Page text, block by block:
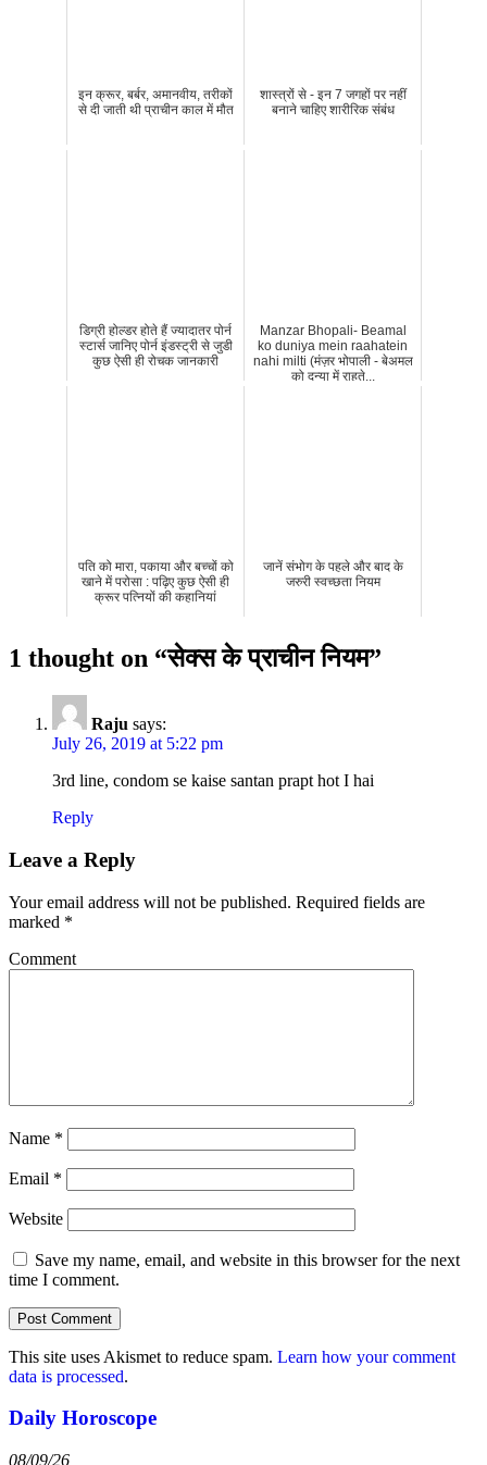
इन क्रूर, बर्बर, अमानवीय, तरीकों
से दी जाती थी प्राचीन काल में मौत
शास्त्रों से - इन 7 जगहों पर नहीं
बनाने चाहिए शारीरिक संबंध
डिग्री होल्डर होते हैं ज्यादातर पोर्न
स्टार्स जानिए पोर्न इंडस्ट्री से जुडी
कुछ ऐसी ही रोचक जानकारी
Manzar Bhopali- Beamal
ko duniya mein raahatein
nahi milti (मंज़र भोपाली - बेअमल
को दुन्या में राहते...
पति को मारा, पकाया और बच्चों को
खाने में परोसा : पढ़िए कुछ ऐसी ही
क्रूर पत्नियों की कहानियां
जानें संभोग के पहले और बाद के
जरुरी स्वच्छता नियम
1 thought on “सेक्स के प्राचीन नियम”
Raju says:
July 26, 2019 at 5:22 pm
3rd line, condom se kaise santan prapt hot I hai
Reply
Leave a Reply
Your email address will not be published. Required fields are
marked *
Comment
Name *
Email *
Website
Save my name, email, and website in this browser for the next
time I comment.
This site uses Akismet to reduce spam. Learn how your comment
data is processed.
Daily Horoscope
08/09/26